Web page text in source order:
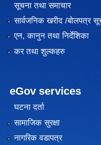
सूचना तथा समाचार
सार्वजनिक खरीद /बोलपत्र
एन, कानुन तथा निर्देशिका
कर तथा शुल्कहरु
eGov services
घटना दर्ता
सामाजिक सुरक्षा
नागरिक वडापत्र